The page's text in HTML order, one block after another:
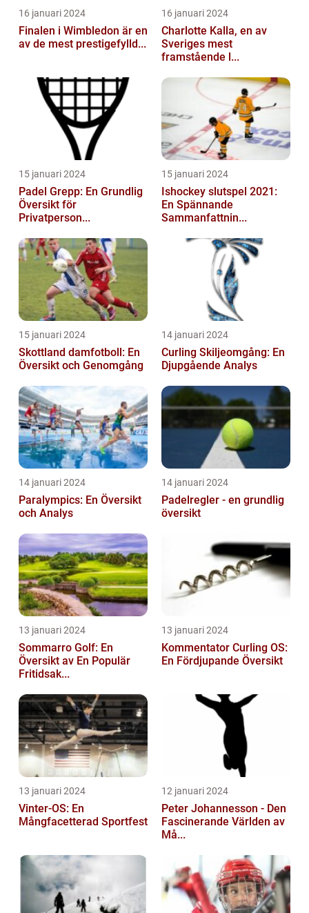
16 januari 2024
Finalen i Wimbledon är en
av de mest prestigefylld...
16 januari 2024
Charlotte Kalla, en av
Sveriges mest
framstående l...
15 januari 2024
Padel Grepp: En Grundlig
Översikt för
Privatperson...
15 januari 2024
Ishockey slutspel 2021:
En Spännande
Sammanfattnin...
15 januari 2024
Skottland damfotboll: En
Översikt och Genomgång
14 januari 2024
Curling Skiljeomgång: En
Djupgående Analys
14 januari 2024
Paralympics: En Översikt
och Analys
14 januari 2024
Padelregler - en grundlig
översikt
13 januari 2024
Sommarro Golf: En
Översikt av En Populär
Fritidsak...
13 januari 2024
Kommentator Curling OS:
En Fördjupande Översikt
13 januari 2024
Vinter-OS: En
Mångfacetterad Sportfest
12 januari 2024
Peter Johannesson - Den
Fascinerande Världen av
Må...